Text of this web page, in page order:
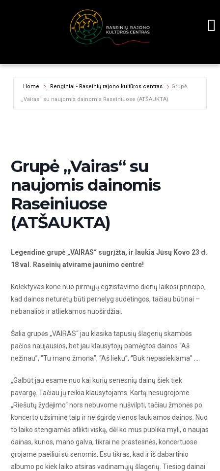
Home Renginiai - Raseinių rajono kultūros centras
Grupė
„Vairas“ su naujomis dainomis Raseiniuose (ATŠAUKTA)
Grupė „Vairas“ su
naujomis dainomis
Raseiniuose
(ATŠAUKTA)
Legendinė grupė „VAIRAS“ sugrįžta, ir laukia Jūsų Kovo 23 d.
18 val. Raseinių atvirame jaunimo centre!
Kolektyvas kone nuo pirmųjų egzistavimo dienų laikosi principo,
kad dainos neturėtų būti pernelyg sudėtingos, tačiau būtinai –
nebanalios ir atliekamos nuoširdžiai.
Šalia grupės „VAIRAS“ jau klasika tapusių šlagerių skambės
pačios naujausios, bet jau klausytojų pamėgtos dainos “Aš
nežinau”, “Tu mano žmona”, “Aš lieku”, “Būk nepasiekiama” ….
„Galbūt jau esame nuo kai kurių senesnių dainų šiek tiek
pavargę. Tačiau jų reikia klausytojams. Kartą nesugrojome
„Riešutų žydėjimo“ nors nebuvome nušvilpti, tačiau žmonės po
koncerto užsiminė taip ir neišgirdę vienos laukiamos dainos. Nuo
to laiko stengiamės atlikti viską, dėl ko mus publika myli, o naujas
dainas, kurios, mano galva, tikrai ne prastesnės, koncertuose
grojame paeiliui su senomis. Esu tikras, kad ir iš dabartinio
albumo po kiek laiko atsiras vadinamųjų šlagerių. Tiesiog dainai